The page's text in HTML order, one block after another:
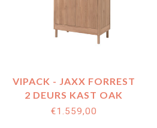
VIPACK - JAXX FORREST
2 DEURS KAST OAK
€1.559,00